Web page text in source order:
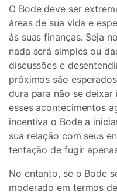
O Bode deve ser
áreas de sua vida e
às suas finanças. Seja
nada será simples ou
discussões e
próximos são
dura para não se
esses acontecimentos
incentiva o Bode a
sua relação com seus
tentação de fugir
No entanto, se o Bode
moderado em termos